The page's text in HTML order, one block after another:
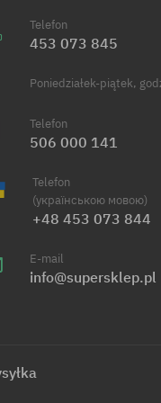
Telefon
453 073 845
Poniedziałek-piątek,
Telefon
506 000 141
Telefon
(українською мовою)
+48 453 073 844
E-mail
info@supersklep.pl